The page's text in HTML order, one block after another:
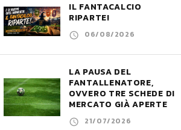
IL FANTACALCIO
RIPARTE!
06/08/2026
LA PAUSA DEL
FANTALLENATORE,
OVVERO TRE SCHEDE DI
MERCATO GIÀ APERTE
21/07/2026